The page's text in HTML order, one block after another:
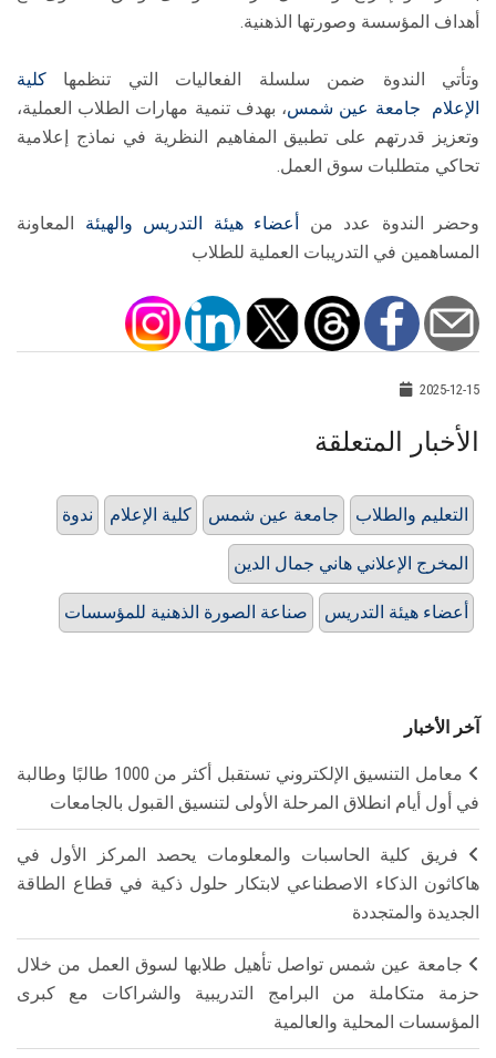
أهداف المؤسسة وصورتها الذهنية.
وتأتي الندوة ضمن سلسلة الفعاليات التي تنظمها كلية
الإعلام
جامعة عين شمس، بهدف تنمية مهارات الطلاب العملية،
وتعزيز قدرتهم على تطبيق المفاهيم النظرية في نماذج إعلامية
تحاكي متطلبات سوق العمل.
وحضر الندوة عدد من أعضاء هيئة التدريس والهيئة المعاونة
المساهمين في التدريبات العملية للطلاب
2025-12-15
الأخبار المتعلقة
ندوة كلية الإعلام جامعة عين شمس التعليم والطلاب
المخرج الإعلاني هاني جمال الدين
صناعة الصورة الذهنية للمؤسسات أعضاء هيئة التدريس
آخر الأخبار
معامل التنسيق الإلكتروني تستقبل أكثر من 1000 طالبًا وطالبة
في أول أيام انطلاق المرحلة الأولى لتنسيق القبول بالجامعات
فريق كلية الحاسبات والمعلومات يحصد المركز الأول في
هاكاثون الذكاء الاصطناعي لابتكار حلول ذكية في قطاع الطاقة
الجديدة والمتجددة
جامعة عين شمس تواصل تأهيل طلابها لسوق العمل من خلال
حزمة متكاملة من البرامج التدريبية والشراكات مع كبرى
المؤسسات المحلية والعالمية